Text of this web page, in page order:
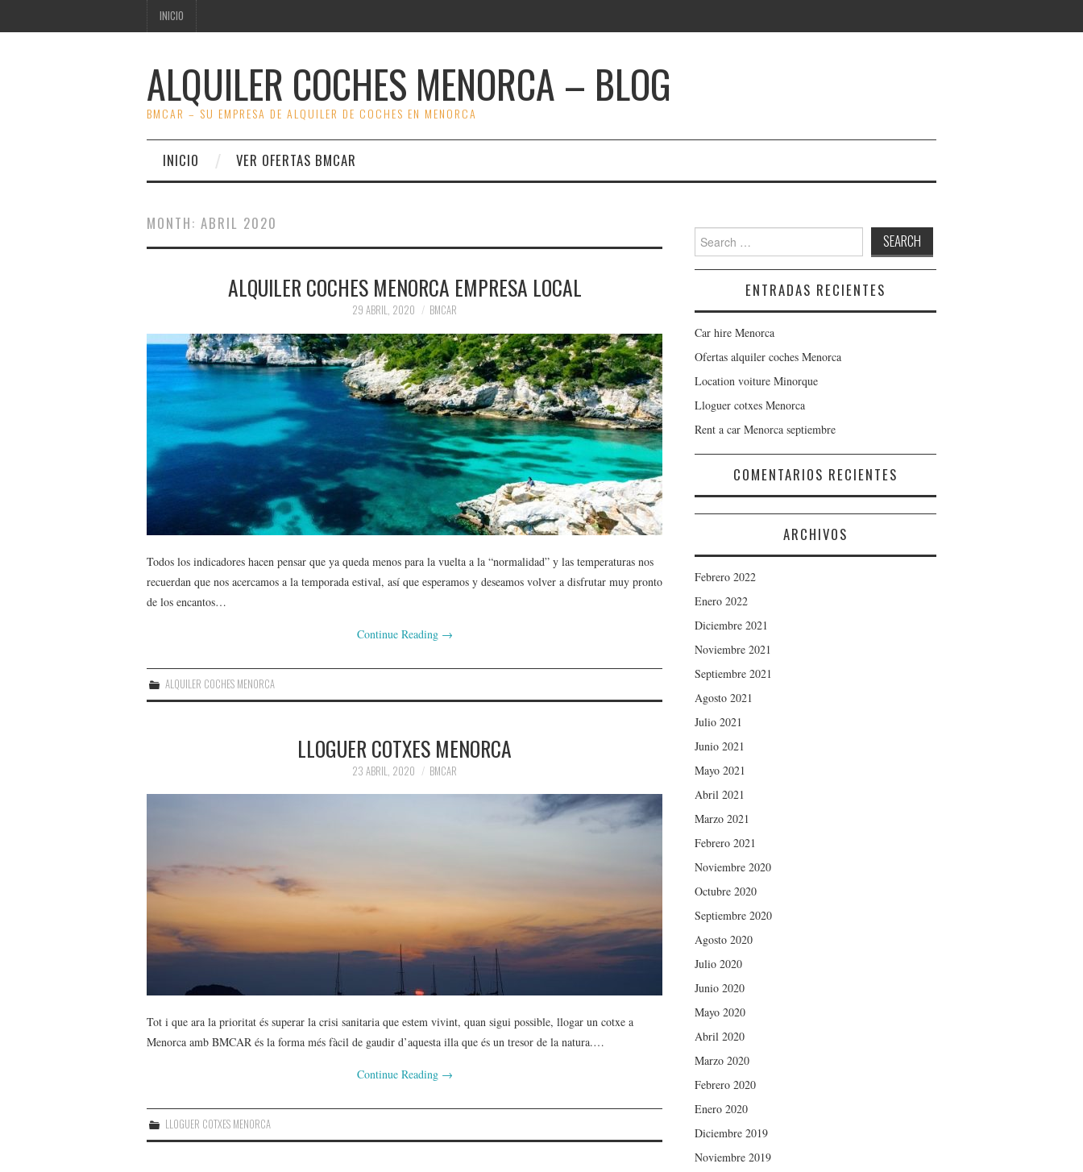
INICIO
ALQUILER COCHES MENORCA – BLOG
BMCAR – SU EMPRESA DE ALQUILER DE COCHES EN MENORCA
INICIO VER OFERTAS BMCAR
MONTH: ABRIL 2020
ALQUILER COCHES MENORCA EMPRESA LOCAL
29 ABRIL, 2020 BMCAR
Todos los indicadores hacen pensar que ya queda menos para la vuelta a la “normalidad” y las temperaturas nos
recuerdan que nos acercamos a la temporada estival, así que esperamos y deseamos volver a disfrutar muy pronto
de los encantos…
Continue Reading →
ALQUILER COCHES MENORCA
LLOGUER COTXES MENORCA
23 ABRIL, 2020 BMCAR
Tot i que ara la prioritat és superar la crisi sanitaria que estem vivint, quan sigui possible, llogar un cotxe a
Menorca amb BMCAR és la forma més fàcil de gaudir d’aquesta illa que és un tresor de la natura.…
Continue Reading →
LLOGUER COTXES MENORCA
Search for:
ENTRADAS RECIENTES
Car hire Menorca
Ofertas alquiler coches Menorca
Location voiture Minorque
Lloguer cotxes Menorca
Rent a car Menorca septiembre
COMENTARIOS RECIENTES
ARCHIVOS
Febrero 2022
Enero 2022
Diciembre 2021
Noviembre 2021
Septiembre 2021
Agosto 2021
Julio 2021
Junio 2021
Mayo 2021
Abril 2021
Marzo 2021
Febrero 2021
Noviembre 2020
Octubre 2020
Septiembre 2020
Agosto 2020
Julio 2020
Junio 2020
Mayo 2020
Abril 2020
Marzo 2020
Febrero 2020
Enero 2020
Diciembre 2019
Noviembre 2019